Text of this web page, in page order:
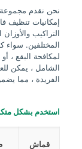
نحن نقدم مجموعة
إمكانيات تنظيف
التراكيب والأوزان
المختلفين. سواء
لمكافحة البقع ،
الشامل ، يمكن
الفريدة ، مما
استخدم بشكل
قماش